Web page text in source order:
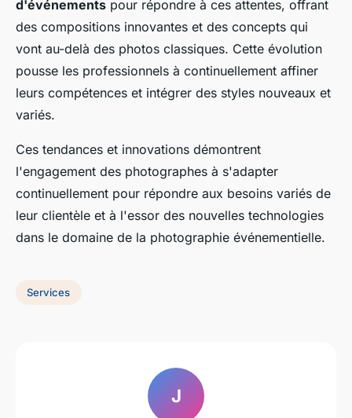
d'événements pour répondre à ces attentes, offrant
des compositions innovantes et des concepts qui
vont au-delà des photos classiques. Cette évolution
pousse les professionnels à continuellement affiner
leurs compétences et intégrer des styles nouveaux et
variés.
Ces tendances et innovations démontrent
l'engagement des photographes à s'adapter
continuellement pour répondre aux besoins variés de
leur clientèle et à l'essor des nouvelles technologies
dans le domaine de la photographie événementielle.
Services
J